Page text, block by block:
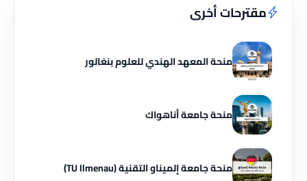
مقترحات أخرى
منحة المعهد الهندي للعلوم بنغالور
منحة جامعة أناهواك
منحة جامعة إلميناو التقنية (TU Ilmenau)